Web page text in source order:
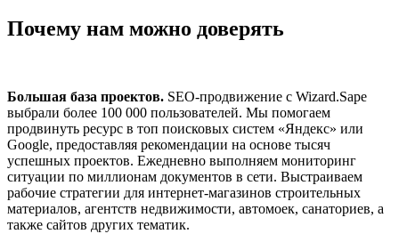
Почему нам можно доверять
Большая база проектов. SEO-продвижение с Wizard.Sape
выбрали более 100 000 пользователей. Мы помогаем
продвинуть ресурс в топ поисковых систем «Яндекс» или
Google, предоставляя рекомендации на основе тысяч
успешных проектов. Ежедневно выполняем мониторинг
ситуации по миллионам документов в сети. Выстраиваем
рабочие стратегии для интернет-магазинов строительных
материалов, агентств недвижимости, автомоек, санаториев, а
также сайтов других тематик.